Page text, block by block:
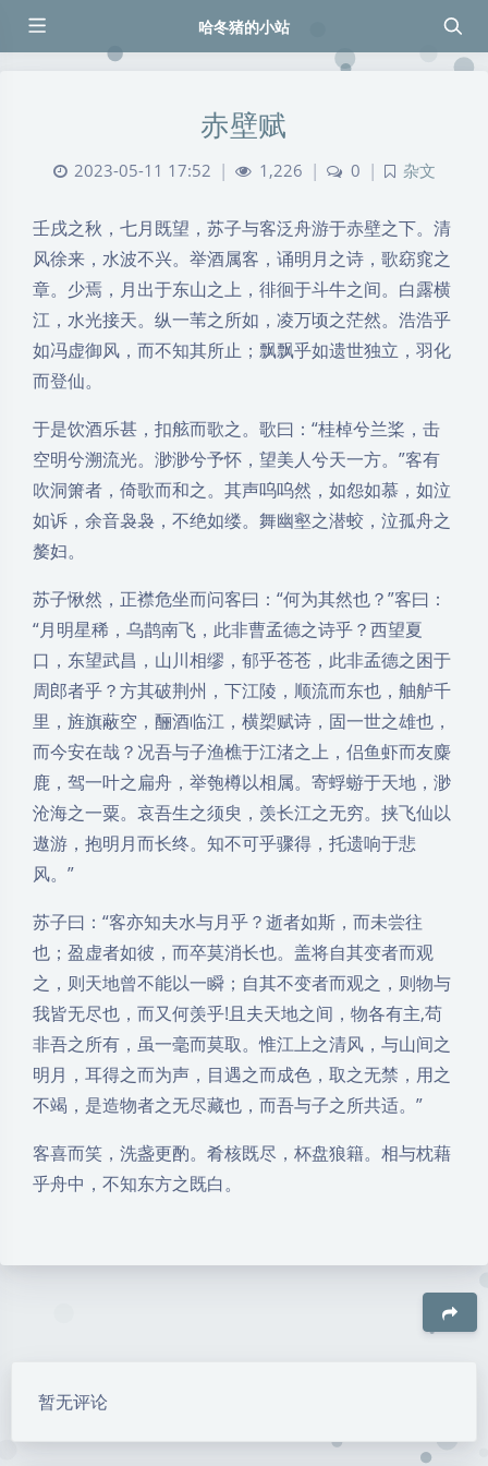
哈冬猪的小站
赤壁赋
2023-05-11 17:52 | 1,226 | 0 | 杂文
壬戌之秋，七月既望，苏子与客泛舟游于赤壁之下。清
风徐来，水波不兴。举酒属客，诵明月之诗，歌窈窕之
章。少焉，月出于东山之上，徘徊于斗牛之间。白露横
江，水光接天。纵一苇之所如，凌万顷之茫然。浩浩乎
如冯虚御风，而不知其所止；飘飘乎如遗世独立，羽化
而登仙。
于是饮酒乐甚，扣舷而歌之。歌曰：“桂棹兮兰桨，击
空明兮溯流光。渺渺兮予怀，望美人兮天一方。”客有
吹洞箫者，倚歌而和之。其声呜呜然，如怨如慕，如泣
如诉，余音袅袅，不绝如缕。舞幽壑之潜蛟，泣孤舟之
嫠妇。
苏子愀然，正襟危坐而问客曰：“何为其然也？”客曰：
“月明星稀，乌鹊南飞，此非曹孟德之诗乎？西望夏
口，东望武昌，山川相缪，郁乎苍苍，此非孟德之困于
周郎者乎？方其破荆州，下江陵，顺流而东也，舳舻千
里，旌旗蔽空，酾酒临江，横槊赋诗，固一世之雄也，
而今安在哉？况吾与子渔樵于江渚之上，侣鱼虾而友麋
鹿，驾一叶之扁舟，举匏樽以相属。寄蜉蝣于天地，渺
沧海之一粟。哀吾生之须臾，羡长江之无穷。挟飞仙以
遨游，抱明月而长终。知不可乎骤得，托遗响于悲
风。”
苏子曰：“客亦知夫水与月乎？逝者如斯，而未尝往
也；盈虚者如彼，而卒莫消长也。盖将自其变者而观
之，则天地曾不能以一瞬；自其不变者而观之，则物与
我皆无尽也，而又何羡乎!且夫天地之间，物各有主,苟
非吾之所有，虽一毫而莫取。惟江上之清风，与山间之
明月，耳得之而为声，目遇之而成色，取之无禁，用之
不竭，是造物者之无尽藏也，而吾与子之所共适。”
客喜而笑，洗盏更酌。肴核既尽，杯盘狼籍。相与枕藉
乎舟中，不知东方之既白。
暂无评论